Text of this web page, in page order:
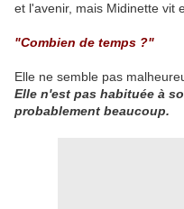
et l'avenir, mais Midinette vit
"Combien de temps ?"
Elle ne semble pas
Elle n'est pas habituée à
probablement beaucoup.